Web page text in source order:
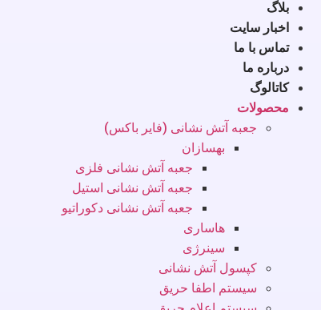
بلاگ
اخبار سایت
تماس با ما
درباره ما
کاتالوگ
محصولات
جعبه آتش نشانی (فایر باکس)
بهسازان
جعبه آتش نشانی فلزی
جعبه آتش نشانی استیل
جعبه آتش نشانی دکوراتیو
هاساری
سینرژی
کپسول آتش نشانی
سیستم اطفا حریق